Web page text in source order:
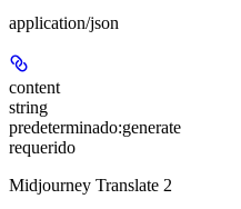
application/json
content
string
predeterminado:generate
requerido
Midjourney Translate 2